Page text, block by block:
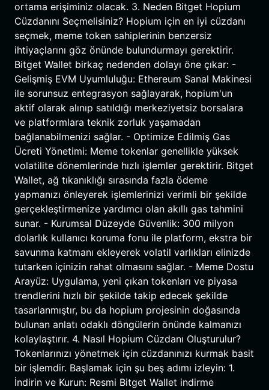
ortama erişiminiz olacak. 3. Neden Bitget Hopium
Cüzdanını Seçmelisiniz? Hopium için en iyi cüzdanı
seçmek, meme token sahiplerinin benzersiz
ihtiyaçlarını göz önünde bulundurmayı gerektirir.
Bitget Wallet birkaç nedenden dolayı öne çıkar: -
Gelişmiş EVM Uyumluluğu: Ethereum Sanal Makinesi
ile sorunsuz entegrasyon sağlayarak, hopium'un
aktif olarak alınıp satıldığı merkeziyetsiz borsalara
ve platformlara teknik zorluk yaşamadan
bağlanabilmenizi sağlar. - Optimize Edilmiş Gas
Ücreti Yönetimi: Meme tokenlar genellikle yüksek
volatilite dönemlerinde hızlı işlemler gerektirir. Bitget
Wallet, ağ tıkanıklığı sırasında fazla ödeme
yapmanızı önleyerek işlemlerinizi verimli bir şekilde
gerçekleştirmenize yardımcı olan akıllı gas tahmini
sunar. - Kurumsal Düzeyde Güvenlik: 300 milyon
dolarlık kullanıcı koruma fonu ile platform, ekstra bir
savunma katmanı ekleyerek volatil varlıkları elinizde
tutarken içinizin rahat olmasını sağlar. - Meme Dostu
Arayüz: Uygulama, yeni çıkan tokenları ve piyasa
trendlerini hızlı bir şekilde takip edecek şekilde
tasarlanmıştır, bu da hopium projesinin doğasında
bulunan anlatı odaklı döngülerin önünde kalmanızı
kolaylaştırır. 4. Nasıl Hopium Cüzdanı Oluşturulur?
Tokenlarınızı yönetmek için cüzdanınızı kurmak basit
bir işlemdir. Başlamak için şu beş adımı izleyin: 1.
İndirin ve Kurun: Resmi Bitget Wallet indirme